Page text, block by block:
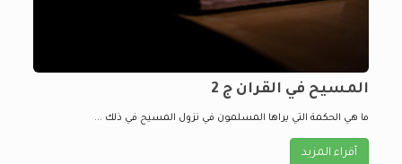
المسيح في القران ج 2
ما هي الحكمة التي يراها المسلمون في نزول المسيح في ذلك ...
أقراء المزيد